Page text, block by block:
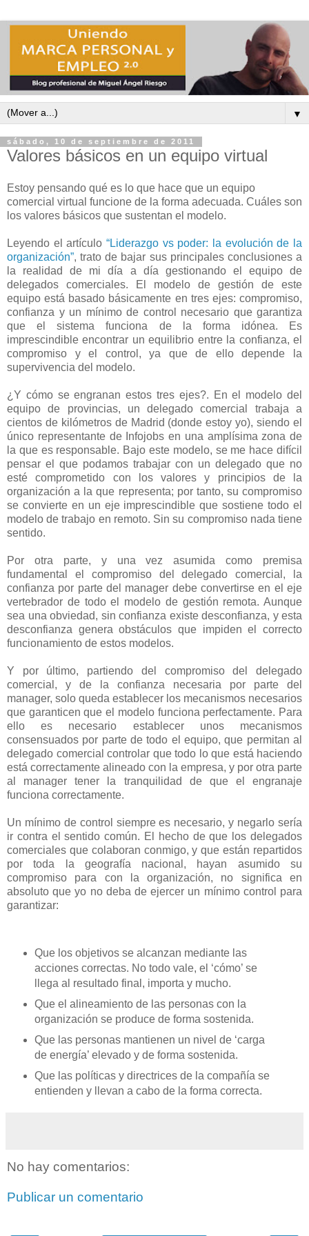
▼
sábado, 10 de septiembre de 2011
Valores básicos en un equipo virtual
Estoy pensando qué es lo que hace que un equipo
comercial virtual funcione de la forma adecuada. Cuáles son
los valores básicos que sustentan el modelo.
Leyendo el artículo “Liderazgo vs poder: la evolución de la
organización”, trato de bajar sus principales conclusiones a
la realidad de mi día a día gestionando el equipo de
delegados comerciales. El modelo de gestión de este
equipo está basado básicamente en tres ejes: compromiso,
confianza y un mínimo de control necesario que garantiza
que el sistema funciona de la forma idónea. Es
imprescindible encontrar un equilibrio entre la confianza, el
compromiso y el control, ya que de ello depende la
supervivencia del modelo.
¿Y cómo se engranan estos tres ejes?. En el modelo del
equipo de provincias, un delegado comercial trabaja a
cientos de kilómetros de Madrid (donde estoy yo), siendo el
único representante de Infojobs en una amplísima zona de
la que es responsable. Bajo este modelo, se me hace difícil
pensar el que podamos trabajar con un delegado que no
esté comprometido con los valores y principios de la
organización a la que representa; por tanto, su compromiso
se convierte en un eje imprescindible que sostiene todo el
modelo de trabajo en remoto. Sin su compromiso nada tiene
sentido.
Por otra parte, y una vez asumida como premisa
fundamental el compromiso del delegado comercial, la
confianza por parte del manager debe convertirse en el eje
vertebrador de todo el modelo de gestión remota. Aunque
sea una obviedad, sin confianza existe desconfianza, y esta
desconfianza genera obstáculos que impiden el correcto
funcionamiento de estos modelos.
Y por último, partiendo del compromiso del delegado
comercial, y de la confianza necesaria por parte del
manager, solo queda establecer los mecanismos necesarios
que garanticen que el modelo funciona perfectamente. Para
ello es necesario establecer unos mecanismos
consensuados por parte de todo el equipo, que permitan al
delegado comercial controlar que todo lo que está haciendo
está correctamente alineado con la empresa, y por otra parte
al manager tener la tranquilidad de que el engranaje
funciona correctamente.
Un mínimo de control siempre es necesario, y negarlo sería
ir contra el sentido común. El hecho de que los delegados
comerciales que colaboran conmigo, y que están repartidos
por toda la geografía nacional, hayan asumido su
compromiso para con la organización, no significa en
absoluto que yo no deba de ejercer un mínimo control para
garantizar:
Que los objetivos se alcanzan mediante las
acciones correctas. No todo vale, el ‘cómo’ se
llega al resultado final, importa y mucho.
Que el alineamiento de las personas con la
organización se produce de forma sostenida.
Que las personas mantienen un nivel de ‘carga
de energía’ elevado y de forma sostenida.
Que las políticas y directrices de la compañía se
entienden y llevan a cabo de la forma correcta.
No hay comentarios:
Publicar un comentario